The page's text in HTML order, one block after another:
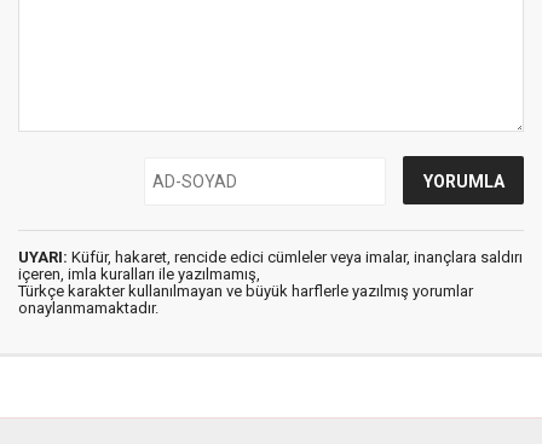
UYARI: Küfür, hakaret, rencide edici cümleler veya imalar, inançlara saldırı
içeren, imla kuralları ile yazılmamış,
Türkçe karakter kullanılmayan ve büyük harflerle yazılmış yorumlar
onaylanmamaktadır.